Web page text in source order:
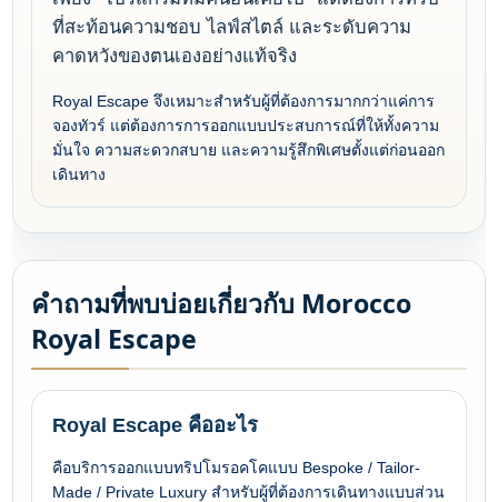
ที่สะท้อนความชอบ ไลฟ์สไตล์ และระดับความ
คาดหวังของตนเองอย่างแท้จริง
Royal Escape จึงเหมาะสำหรับผู้ที่ต้องการมากกว่าแค่การ
จองทัวร์ แต่ต้องการการออกแบบประสบการณ์ที่ให้ทั้งความ
มั่นใจ ความสะดวกสบาย และความรู้สึกพิเศษตั้งแต่ก่อนออก
เดินทาง
คำถามที่พบบ่อยเกี่ยวกับ Morocco
Royal Escape
Royal Escape คืออะไร
คือบริการออกแบบทริปโมรอคโคแบบ Bespoke / Tailor-
Made / Private Luxury สำหรับผู้ที่ต้องการเดินทางแบบส่วน